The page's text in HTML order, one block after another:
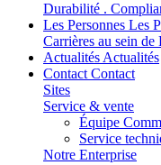
Durabilité .
Les Personnes Les
Carrières au sein de
Actualités Actualités
Contact Contact
Sites
Service & vente
Équipe
Service
Notre Enterprise